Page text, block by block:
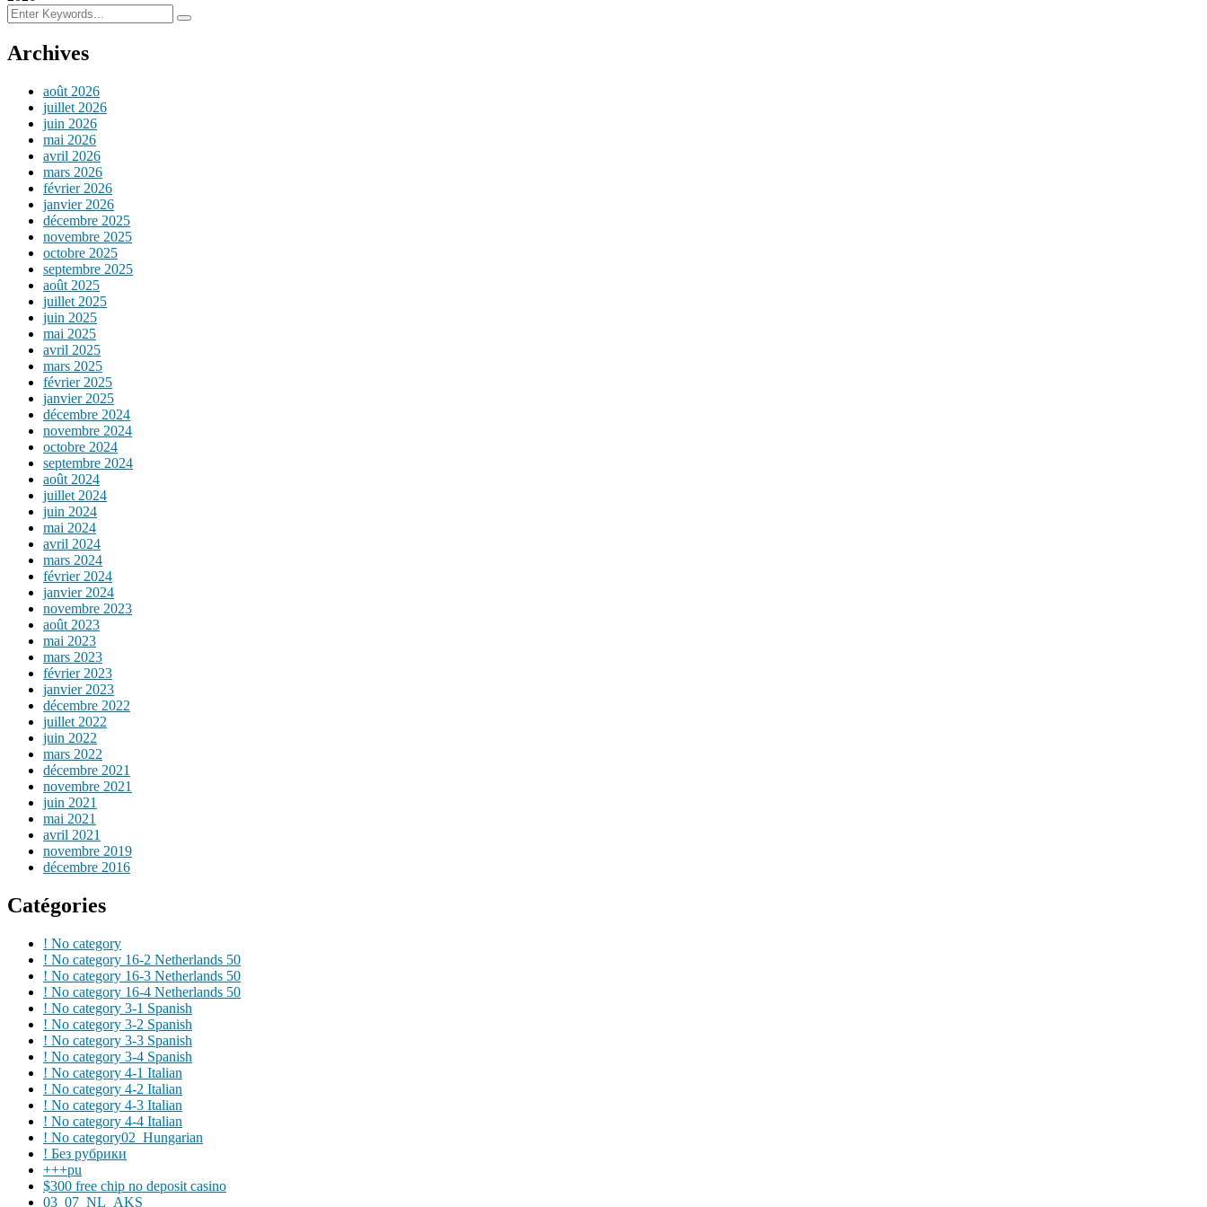
Archives
août 2026
juillet 2026
juin 2026
mai 2026
avril 2026
mars 2026
février 2026
janvier 2026
décembre 2025
novembre 2025
octobre 2025
septembre 2025
août 2025
juillet 2025
juin 2025
mai 2025
avril 2025
mars 2025
février 2025
janvier 2025
décembre 2024
novembre 2024
octobre 2024
septembre 2024
août 2024
juillet 2024
juin 2024
mai 2024
avril 2024
mars 2024
février 2024
janvier 2024
novembre 2023
août 2023
mai 2023
mars 2023
février 2023
janvier 2023
décembre 2022
juillet 2022
juin 2022
mars 2022
décembre 2021
novembre 2021
juin 2021
mai 2021
avril 2021
novembre 2019
décembre 2016
Catégories
! No category
! No category 16-2 Netherlands 50
! No category 16-3 Netherlands 50
! No category 16-4 Netherlands 50
! No category 3-1 Spanish
! No category 3-2 Spanish
! No category 3-3 Spanish
! No category 3-4 Spanish
! No category 4-1 Italian
! No category 4-2 Italian
! No category 4-3 Italian
! No category 4-4 Italian
! No category02_Hungarian
! Без рубрики
+++pu
$300 free chip no deposit casino
03_07_NL_AKS